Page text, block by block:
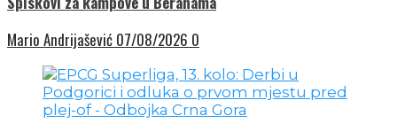
Mario Andrijašević 07/08/2026 0